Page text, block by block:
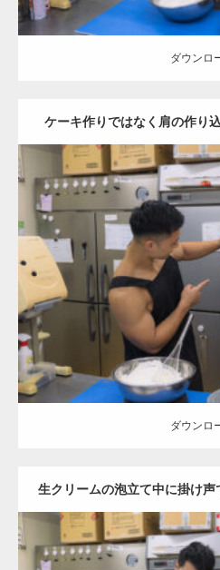
ダウンロ
ケーキ作りではなく肩の作り
Update:
Category: ケーキ屋さんのマッチョ
AKIHITO(細マッチョ)
ダウンロード
ダウンロ
生クリームの泡立て中に掛け
ョ
【YouTube】
ギネス世界記